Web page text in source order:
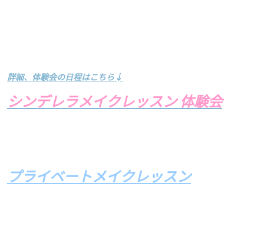
詳細、体験会の日程はこちら↓
シンデレラメイクレッスン 体験会
プライベートメイクレッスン